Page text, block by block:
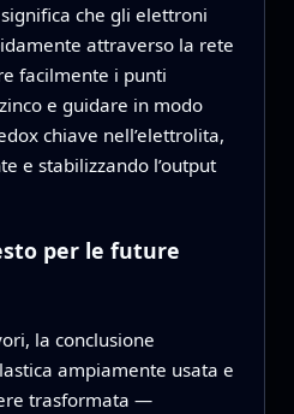
che gli elettroni
attraverso la rete
facilmente i punti
e guidare in modo
chiave nell’elettrolita,
e stabilizzando l’output
per le future
la conclusione
ampiamente usata e
trasformata —